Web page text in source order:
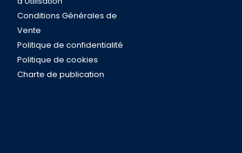
Conditions Générales de
Vente
Politique de confidentialité
Politique de cookies
Charte de publication